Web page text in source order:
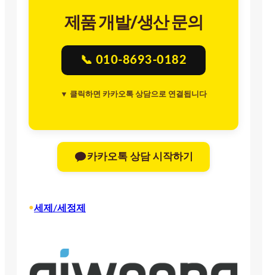
제품 개발/생산 문의
📞 010-8693-0182
▼ 클릭하면 카카오톡 상담으로 연결됩니다
카카오톡 상담 시작하기
•세제/세정제